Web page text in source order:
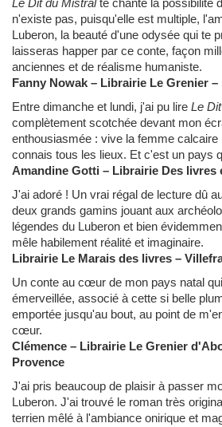
Le Dit du Mistralte chante la possibilité
n'existe pas, puisqu'elle est multiple,
Luberon, la beauté d'une odysée qui te
laisseras happer par ce conte, façon
anciennes et de réalisme humaniste.
Fanny Nowak – Librairie Le Grenier –
Entre dimanche et lundi, j'ai pu lire Le
complètement scotchée devant mon
enthousiasmée : vive la femme
connais tous les lieux. Et c'est un pays
Amandine Gotti – Librairie Des livres
J'ai adoré ! Un vrai régal de lecture dû
deux grands gamins jouant aux
légendes du Luberon et bien
mêle habilement réalité et imaginaire.
Librairie Le Marais des livres –
Un conte au cœur de mon pays natal
émerveillée, associé à cette si belle
emportée jusqu'au bout, au point de
cœur.
Clémence – Librairie Le Grenier
Provence
J'ai pris beaucoup de plaisir à passer
Luberon. J'ai trouvé le roman très
terrien mêlé à l'ambiance onirique et